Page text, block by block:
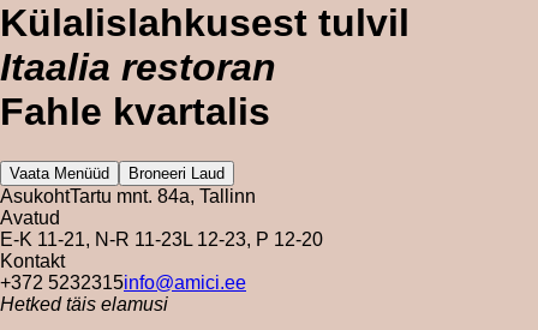
Külalislahkusest tulvil
Itaalia restoran
Fahle kvartalis
Vaata Menüüd Broneeri Laud
AsukohtTartu mnt. 84a, Tallinn
Avatud
E-K 11-21, N-R 11-23L 12-23, P 12-20
Kontakt
+372 5232315info@amici.ee
Hetked täis elamusi